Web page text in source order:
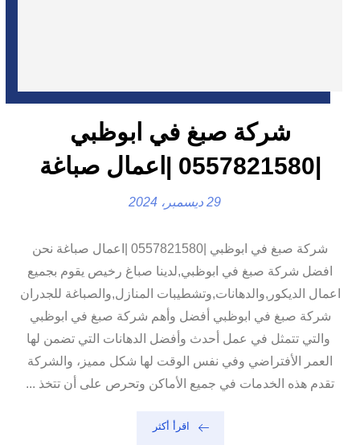
شركة صبغ في ابوظبي
|0557821580 |اعمال صباغة
29 ديسمبر، 2024
شركة صبغ في ابوظبي |0557821580 |اعمال صباغة نحن
افضل شركة صبغ في ابوظبي,لدينا صباغ رخيص يقوم بجميع
اعمال الديكور,والدهانات,وتشطيبات المنازل,والصباغة للجدران
شركة صبغ في ابوظبي أفضل وأهم شركة صبغ في ابوظبي
والتي تتمثل في عمل أحدث وأفضل الدهانات التي تضمن لها
العمر الأفتراضي وفي نفس الوقت لها شكل مميز، والشركة
تقدم هذه الخدمات في جميع الأماكن وتحرص على أن تتخذ ...
اقرأ أكثر